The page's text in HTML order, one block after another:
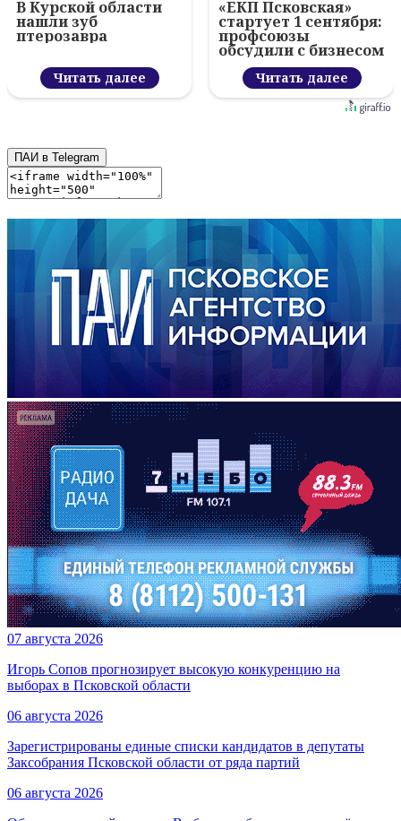
В Курской области
нашли зуб
птерозавра
Читать далее
«ЕКП Псковская»
стартует 1 сентября:
профсоюзы
обсудили с бизнесом
новый цифровой
проектЧитать далее
ПАИ в Telegram
07 августа 2026
Игорь Сопов прогнозирует высокую конкуренцию на
выборах в Псковской области
06 августа 2026
Зарегистрированы единые списки кандидатов в депутаты
Заксобрания Псковской области от ряда партий
06 августа 2026